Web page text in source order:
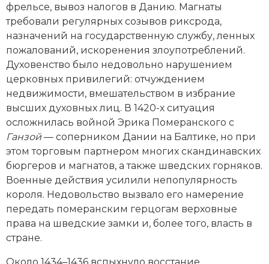
фрельсе, вывоз налогов в Данию. Магнаты
требовали регулярных созывов риксрода,
назначений на государственную службу, ленных
пожалований, искоренения злоупотреблений.
Духовенство было недовольно нарушением
церковных привилегий: отчуждением
недвижимости, вмешательством в избрание
высших духовных лиц. В 1420-х ситуация
осложнилась вой­ной Эрика Померанского с
Ганзой— соперником Дании на Балтике, но при
этом торговым партнером многих скандинавских
бюргеров и магнатов, а также шведских горняков.
Военные действия усилили непопулярность
короля. Недовольство вызвало его намерение
передать померанским герцогам верховные
права на шведские замки и, более того, власть в
стране.